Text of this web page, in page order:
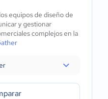
equipos de diseño de
y gestionar
complejos en la